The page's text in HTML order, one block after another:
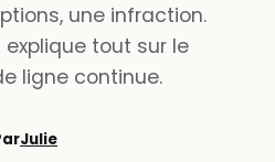
une infraction.
explique tout sur le
ligne continue.
Julie